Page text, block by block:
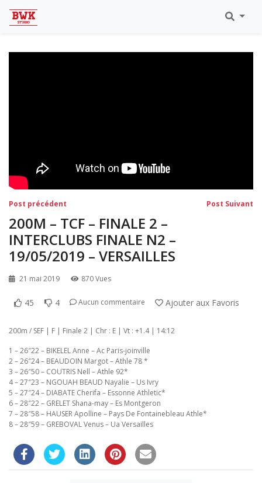
Eaubonne 2019
Navigation
de
l’article
Post précédent Post Suivant
200M – TCF – FINALE 2 –
INTERCLUBS FINALE N2 –
19/05/2019 – VERSAILLES
21 mai 2019 870 Vues
45 4 Aucun commentaire Ajouter aux Favoris
200m / SEF | F | Finale 2 | Chr : E | Vt : +1.4 | 14:12
1 – 26″22 – BIKELEL Anne – Ac Paris-joinville
2 – 26″24 – BEAUDOIN Margot – Athle 78 *
3 – 26″50 – COUTRIS Nell – Athle 92*
4 – 27″23 – NGOUAH BEAUD Nayalie – Us Ivry
5 – 27″24 – DIABATE Cherifa – Essonne Athletic*
6 – 28″22 – GRELET Shana-may – Es Montgeron
7 – 28″58 – HAUSER Apolline – Pays De Fontainebleau Athle*
8 – 28″59 – GREBOVAL Venus – Ua Versailles